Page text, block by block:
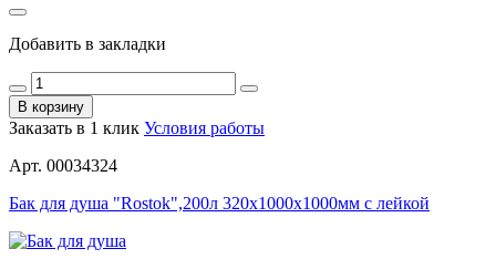
Добавить в закладки
В корзину
Заказать в 1 клик Условия работы
Арт. 00034324
Бак для душа "Rostok",200л 320х1000х1000мм с лейкой